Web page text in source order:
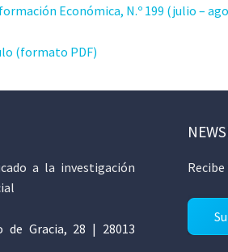
Económica, N.º 199 (julio –
(formato PDF)
a la investigación
de Gracia, 28 | 28013